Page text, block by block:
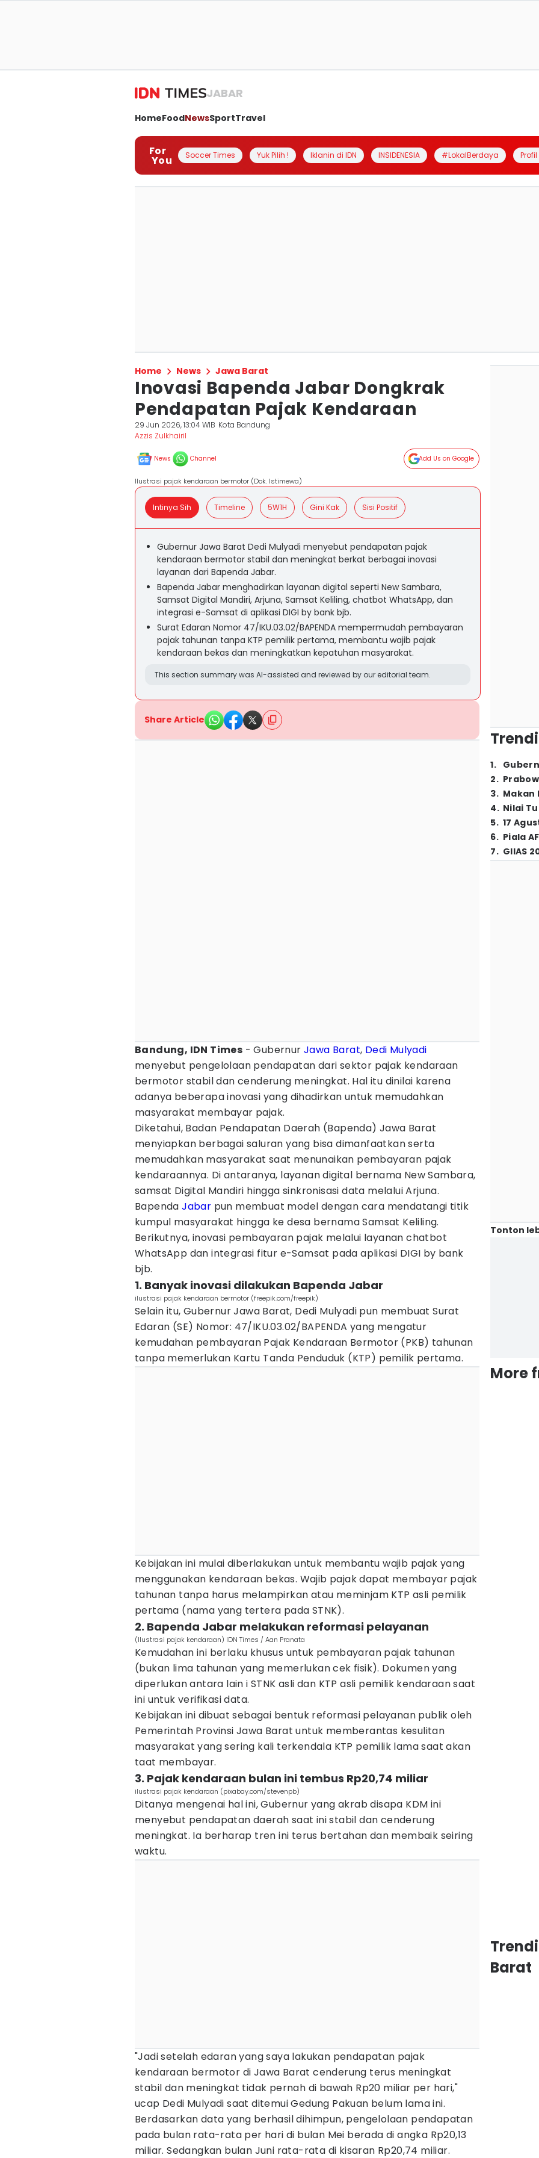
JABAR
HomeFoodNewsSportTravel
For
You Soccer Times Yuk Pilih ! Iklanin di IDN INSIDENESIA #LokalBerdaya
Home News Jawa Barat
Inovasi Bapenda Jabar Dongkrak
Pendapatan Pajak Kendaraan
29 Jun 2026, 13:04 WIB Kota Bandung
Azzis Zulkhairil
News Channel Add Us on Google
Ilustrasi pajak kendaraan bermotor (Dok. Istimewa)
Intinya Sih Timeline 5W1H Gini Kak Sisi Positif
Gubernur Jawa Barat Dedi Mulyadi menyebut pendapatan pajak
kendaraan bermotor stabil dan meningkat berkat berbagai inovasi
layanan dari Bapenda Jabar.
Bapenda Jabar menghadirkan layanan digital seperti New Sambara,
Samsat Digital Mandiri, Arjuna, Samsat Keliling, chatbot WhatsApp, dan
integrasi e-Samsat di aplikasi DIGI by bank bjb.
Surat Edaran Nomor 47/IKU.03.02/BAPENDA mempermudah pembayaran
pajak tahunan tanpa KTP pemilik pertama, membantu wajib pajak
kendaraan bekas dan meningkatkan kepatuhan masyarakat.
This section summary was AI-assisted and reviewed by our editorial team.
Share Article
Bandung, IDN Times - GubernurJawa Barat, Dedi Mulyadi
menyebut pengelolaan pendapatan dari sektor pajak kendaraan
bermotor stabil dan cenderung meningkat. Hal itu dinilai karena
adanya beberapa inovasi yang dihadirkan untuk memudahkan
masyarakat membayar pajak.
Diketahui, Badan Pendapatan Daerah (Bapenda) Jawa Barat
menyiapkan berbagai saluran yang bisa dimanfaatkan serta
memudahkan masyarakat saat menunaikan pembayaran pajak
kendaraannya. Di antaranya, layanan digital bernama New Sambara,
samsat Digital Mandiri hingga sinkronisasi data melalui Arjuna.
BapendaJabar pun membuat model dengan cara mendatangi titik
kumpul masyarakat hingga ke desa bernama Samsat Keliling.
Berikutnya, inovasi pembayaran pajak melalui layanan chatbot
WhatsApp dan integrasi fitur e-Samsat pada aplikasi DIGI by bank
bjb.
1. Banyak inovasi dilakukan Bapenda Jabar
ilustrasi pajak kendaraan bermotor (freepik.com/freepik)
Selain itu, Gubernur Jawa Barat, Dedi Mulyadi pun membuat Surat
Edaran (SE) Nomor: 47/IKU.03.02/BAPENDA yang mengatur
kemudahan pembayaran Pajak Kendaraan Bermotor (PKB) tahunan
tanpa memerlukan Kartu Tanda Penduduk (KTP) pemilik pertama.
Kebijakan ini mulai diberlakukan untuk membantu wajib pajak yang
menggunakan kendaraan bekas. Wajib pajak dapat membayar pajak
tahunan tanpa harus melampirkan atau meminjam KTP asli pemilik
pertama (nama yang tertera pada STNK).
2. Bapenda Jabar melakukan reformasi pelayanan
(Ilustrasi pajak kendaraan) IDN Times / Aan Pranata
Kemudahan ini berlaku khusus untuk pembayaran pajak tahunan
(bukan lima tahunan yang memerlukan cek fisik). Dokumen yang
diperlukan antara lain i STNK asli dan KTP asli pemilik kendaraan saat
ini untuk verifikasi data.
Kebijakan ini dibuat sebagai bentuk reformasi pelayanan publik oleh
Pemerintah Provinsi Jawa Barat untuk memberantas kesulitan
masyarakat yang sering kali terkendala KTP pemilik lama saat akan
taat membayar.
3. Pajak kendaraan bulan ini tembus Rp20,74 miliar
ilustrasi pajak kendaraan (pixabay.com/stevenpb)
Ditanya mengenai hal ini, Gubernur yang akrab disapa KDM ini
menyebut pendapatan daerah saat ini stabil dan cenderung
meningkat. Ia berharap tren ini terus bertahan dan membaik seiring
waktu.
"Jadi setelah edaran yang saya lakukan pendapatan pajak
kendaraan bermotor di Jawa Barat cenderung terus meningkat
stabil dan meningkat tidak pernah di bawah Rp20 miliar per hari,"
ucap Dedi Mulyadi saat ditemui Gedung Pakuan belum lama ini.
Berdasarkan data yang berhasil dihimpun, pengelolaan pendapatan
pada bulan rata-rata per hari di bulan Mei berada di angka Rp20,13
miliar. Sedangkan bulan Juni rata-rata di kisaran Rp20,74 miliar.
1.
2.
3. Makan
4. Nilai
5. 17
6. Piala
7. GIIAS
Tonton
More
Barat